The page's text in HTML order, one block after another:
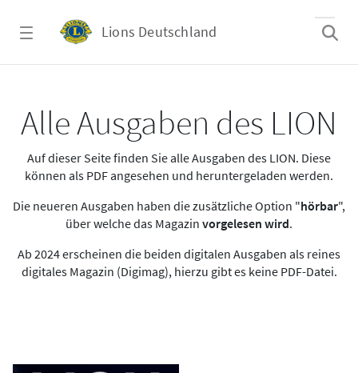
Lions Deutschland
Alle Ausgaben des LION
Auf dieser Seite finden Sie alle Ausgaben des LION. Diese
können als PDF angesehen und heruntergeladen werden.
Die neueren Ausgaben haben die zusätzliche Option "hörbar",
über welche das Magazin vorgelesen wird.
Ab 2024 erscheinen die beiden digitalen Ausgaben als reines
digitales Magazin (Digimag), hierzu gibt es keine PDF-Datei.